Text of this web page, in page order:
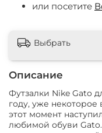
или посетите
Описание
Футзалки Nike Gato
году, уже
этот момент
любимой обуви
Выбрать